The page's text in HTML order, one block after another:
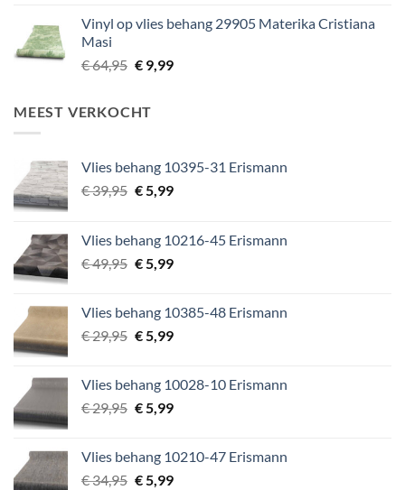
was:
is:
Vinyl op vlies behang 29905 Materika Cristiana
Masi
€64,95 Oorspronkelijke
€ 64,95.
€9,99Huidige
MEEST VERKOCHT
Vlies behang 10395-31 Erismann
€39,95 Oorspronkelijke
€ 39,95.
€5,99Huidige
€ 5,99.
Vlies behang 10216-45 Erismann
€49,95 Oorspronkelijke
€ 49,95.
€5,99Huidige
€ 5,99.
Vlies behang 10385-48 Erismann
€29,95 Oorspronkelijke
€ 29,95.
€5,99Huidige
€ 5,99.
Vlies behang 10028-10 Erismann
€29,95 Oorspronkelijke
€ 29,95.
€5,99Huidige
€ 5,99.
Vlies behang 10210-47 Erismann
€34,95 Oorspronkelijke
€5,99Huidige